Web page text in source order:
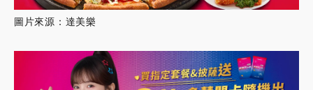
圖片來源：達美樂